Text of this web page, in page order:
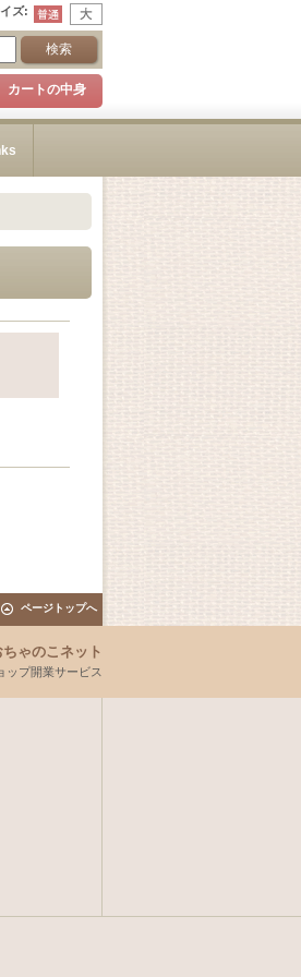
ズ:
カートの中身
ページトップへ
ちゃのこネット
ップ開業サービス